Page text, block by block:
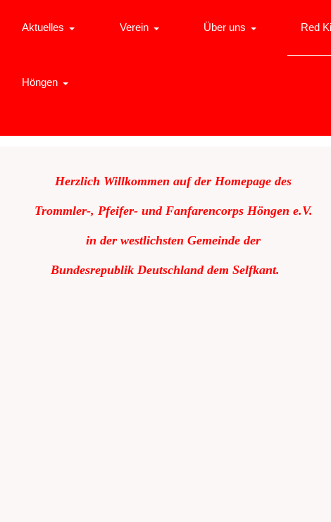
Aktuelles Verein Über uns Red
Höngen
Herzlich Willkommen auf der Homepage des
Trommler-, Pfeifer- und Fanfarencorps Höngen e.V.
in der westlichsten Gemeinde der
Bundesrepublik Deutschland dem Selfkant.